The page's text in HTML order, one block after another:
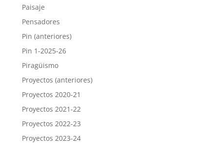
Paisaje
Pensadores
Pin (anteriores)
Pin 1-2025-26
Piragüismo
Proyectos (anteriores)
Proyectos 2020-21
Proyectos 2021-22
Proyectos 2022-23
Proyectos 2023-24